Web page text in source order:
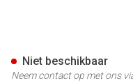
Niet beschikbaar
Neem contact op met ons